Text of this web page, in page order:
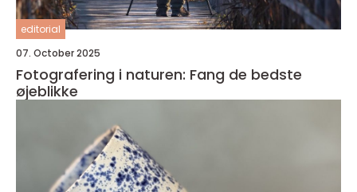
editorial
07. October 2025
Fotografering i naturen: Fang de bedste
øjeblikke